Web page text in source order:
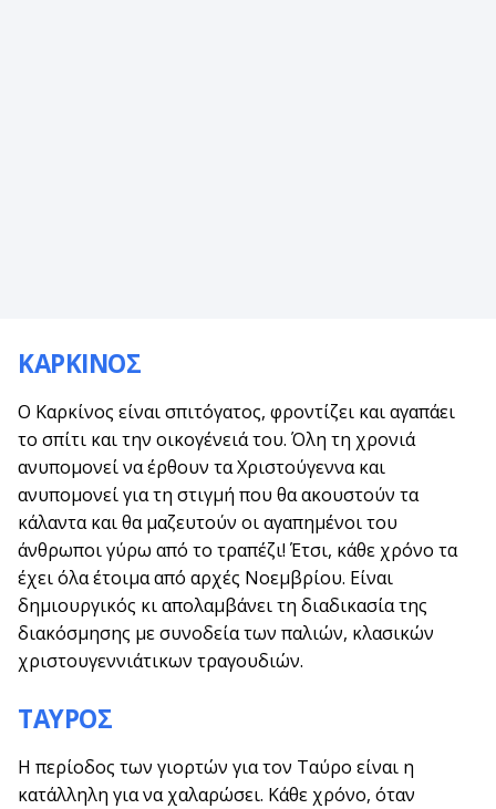
ΚΑΡΚΙΝΟΣ
Ο Καρκίνος είναι σπιτόγατος, φροντίζει και αγαπάει
το σπίτι και την οικογένειά του. Όλη τη χρονιά
ανυπομονεί να έρθουν τα Χριστούγεννα και
ανυπομονεί για τη στιγμή που θα ακουστούν τα
κάλαντα και θα μαζευτούν οι αγαπημένοι του
άνθρωποι γύρω από το τραπέζι! Έτσι, κάθε χρόνο τα
έχει όλα έτοιμα από αρχές Νοεμβρίου. Είναι
δημιουργικός κι απολαμβάνει τη διαδικασία της
διακόσμησης με συνοδεία των παλιών, κλασικών
χριστουγεννιάτικων τραγουδιών.
ΤΑΥΡΟΣ
Η περίοδος των γιορτών για τον Ταύρο είναι η
κατάλληλη για να χαλαρώσει. Κάθε χρόνο, όταν